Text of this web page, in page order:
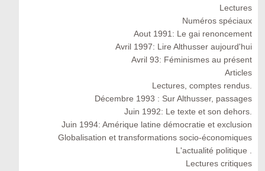
Lectures
Numéros spéciaux
Aout 1991: Le gai renoncement
Avril 1997: Lire Althusser aujourd'hui
Avril 93: Féminismes au présent
Articles
Lectures, comptes rendus.
Décembre 1993 : Sur Althusser, passages
Juin 1992: Le texte et son dehors.
Juin 1994: Amérique latine démocratie et exclusion
Globalisation et transformations socio-économiques
L'actualité politique .
Lectures critiques